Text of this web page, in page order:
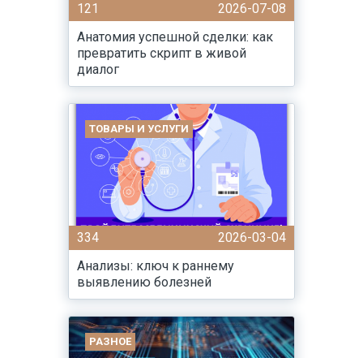
121
2026-07-08
Анатомия успешной сделки: как
превратить скрипт в живой
диалог
ТОВАРЫ И УСЛУГИ
334
2026-03-04
Анализы: ключ к раннему
выявлению болезней
РАЗНОЕ